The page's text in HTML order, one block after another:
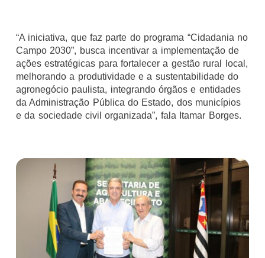
“A iniciativa, que faz parte do programa “Cidadania no
Campo 2030”, busca incentivar a implementação de
ações estratégicas para fortalecer a gestão rural local,
melhorando a produtividade e a sustentabilidade do
agronegócio paulista, integrando órgãos e entidades
da Administração Pública do Estado, dos municípios
e da sociedade civil organizada”, fala Itamar Borges.